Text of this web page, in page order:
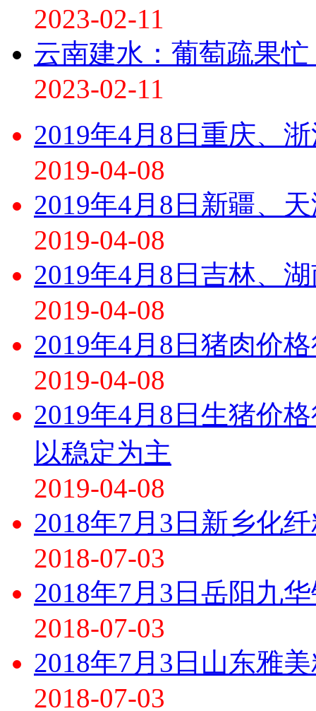
2023-02-11
云南建水：葡萄疏果
2023-02-11
2019年4月8日重庆、
2019-04-08
2019年4月8日新疆、
2019-04-08
2019年4月8日吉林、
2019-04-08
2019年4月8日猪肉价
2019-04-08
2019年4月8日生猪价
以稳定为主
2019-04-08
2018年7月3日新乡化
2018-07-03
2018年7月3日岳阳九
2018-07-03
2018年7月3日山东雅
2018-07-03